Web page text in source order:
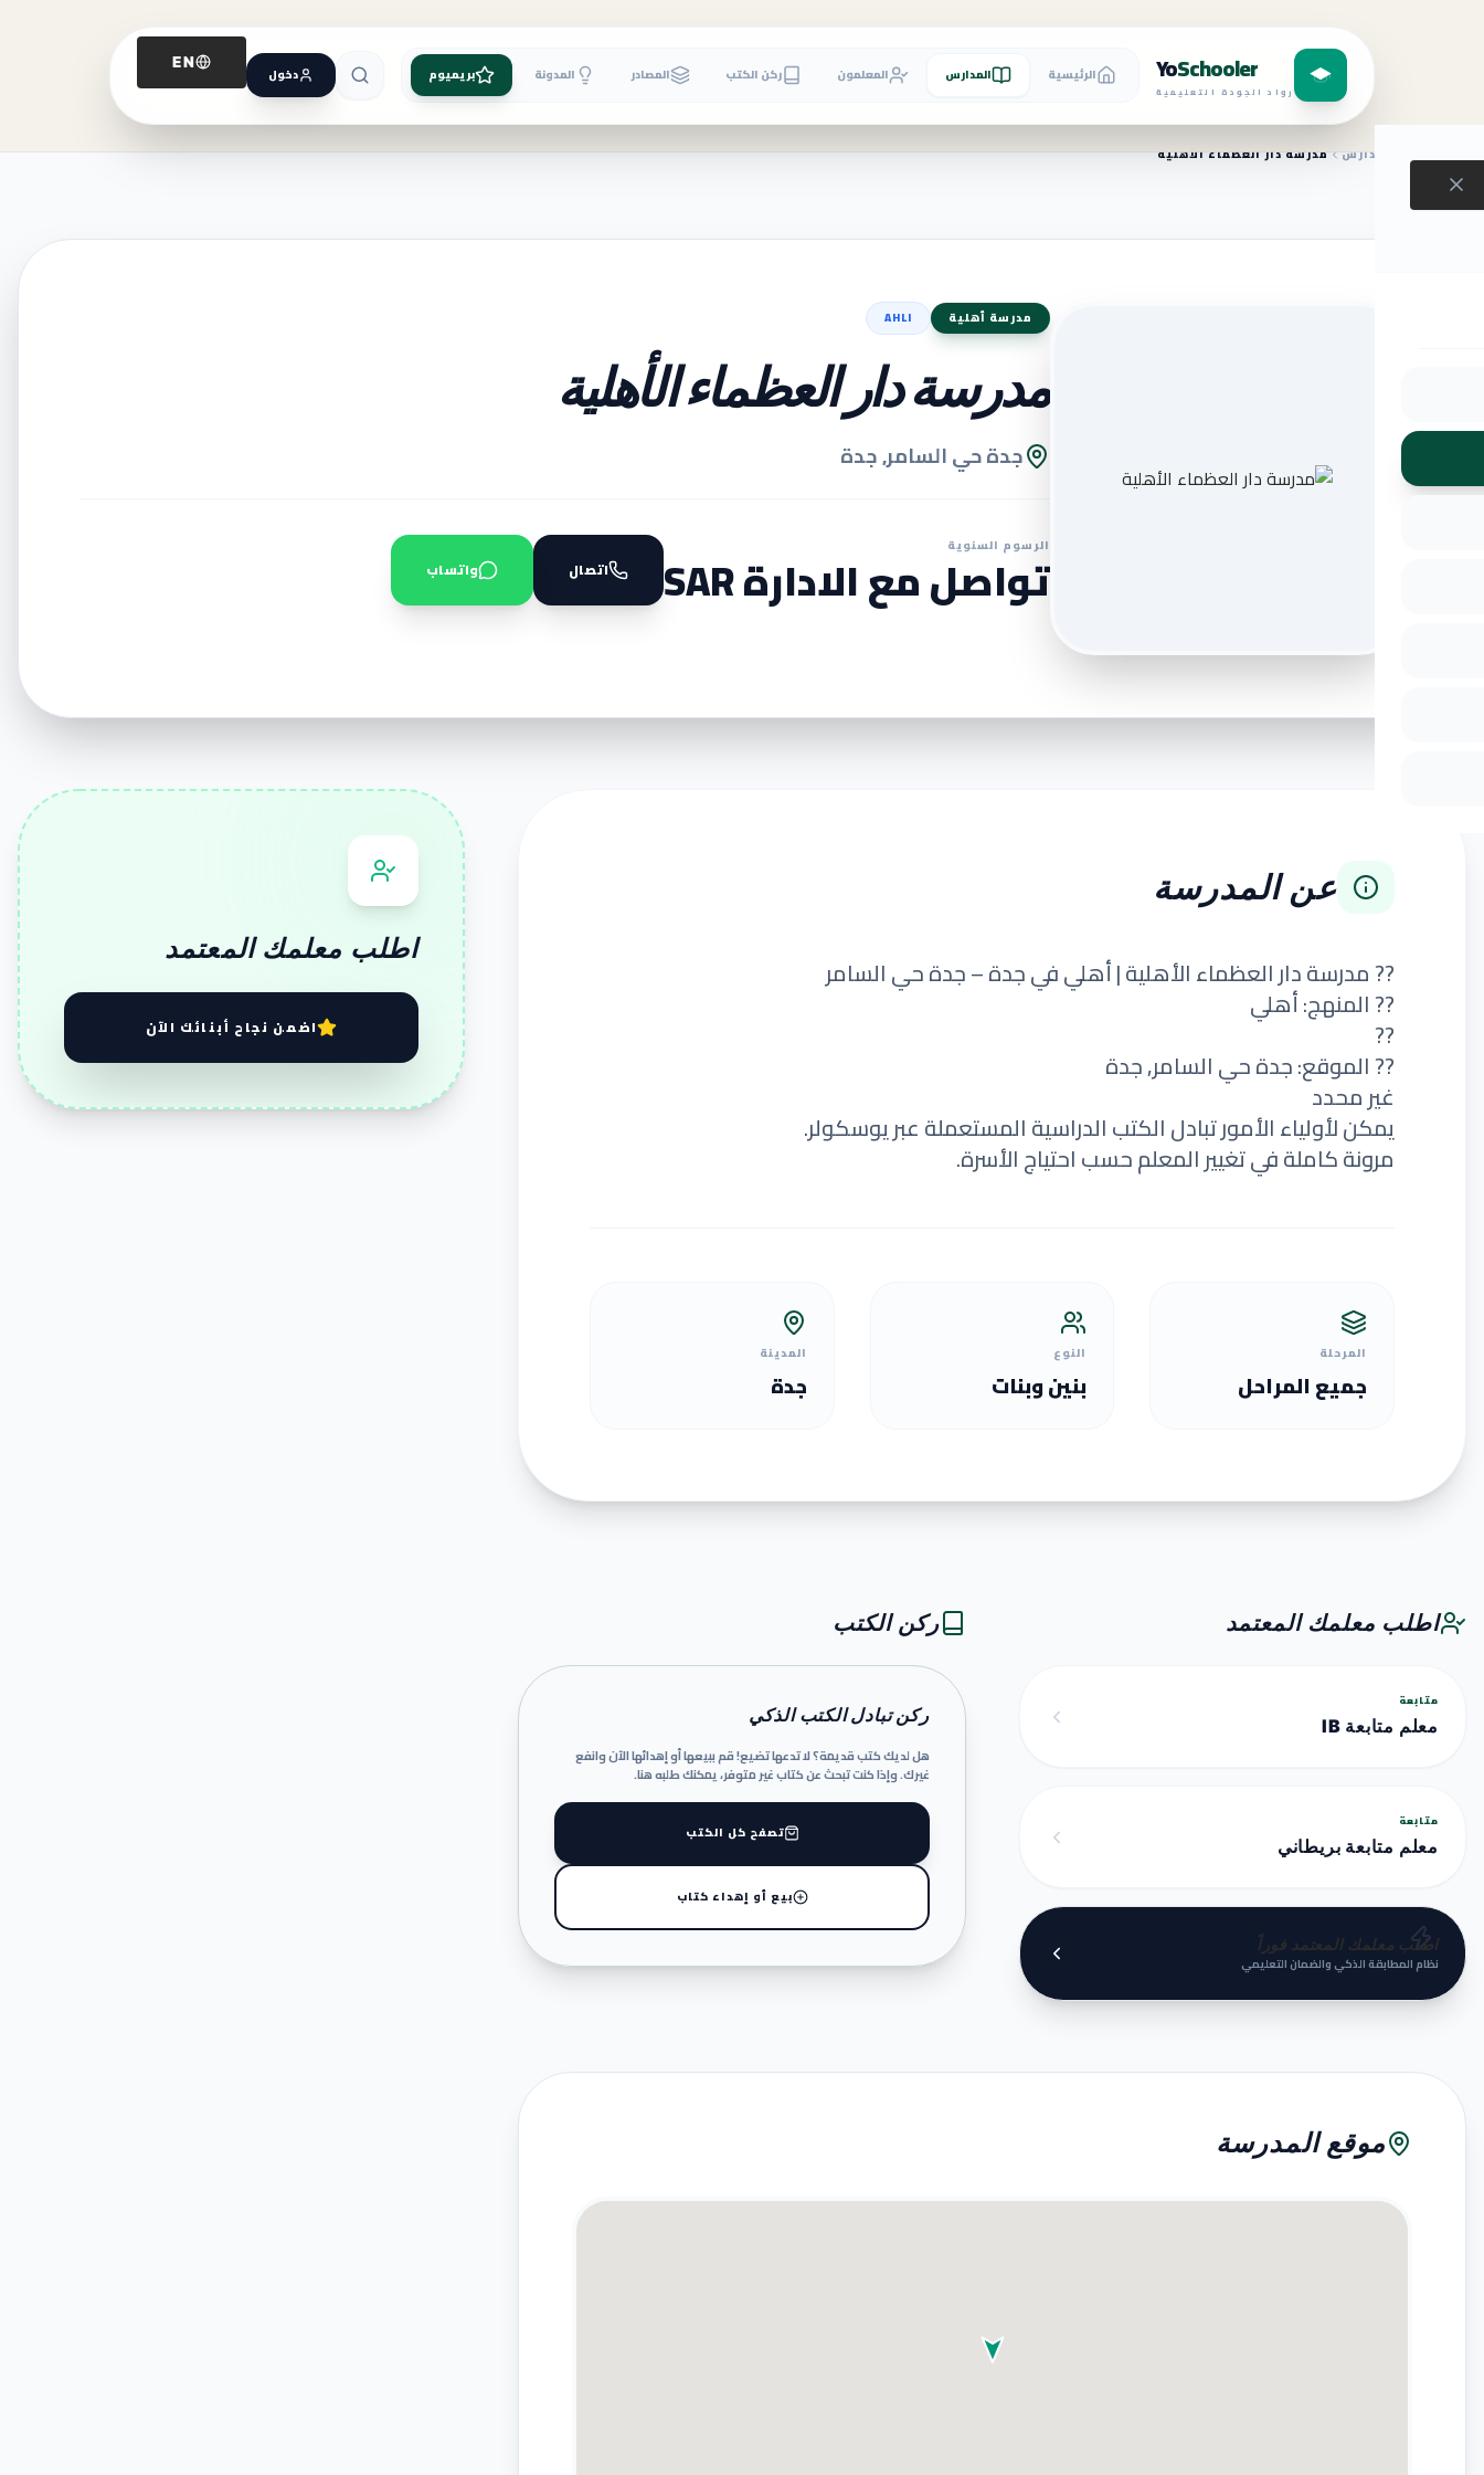
YoSchooler
رواد الجودة التعليمية
الرئيسية المدارس المعلمون ركن الكتب المصادر المدونة بريميوم دخول
EN
المدارس مدرسة دار العظماء الأهلية
مدرسة أهلية AHLI
مدرسة دار العظماء الأهلية
جدة حي السامر, جدة
الرسوم السنوية
تواصل مع الادارة SAR اتصال واتساب
عن المدرسة
?? مدرسة دار العظماء الأهلية | أهلي في جدة – جدة حي السامر
?? المنهج: أهلي
??
?? الموقع: جدة حي السامر, جدة
غير محدد
يمكن لأولياء الأمور تبادل الكتب الدراسية المستعملة عبر يوسكولر.
مرونة كاملة في تغيير المعلم حسب احتياج الأسرة.
المرحلة
جميع المراحل
النوع
بنين وبنات
المدينة
جدة
اطلب معلمك المعتمد
متابعة
معلم متابعة IB
متابعة
معلم متابعة بريطاني
اطلب معلمك المعتمد فوراً
نظام المطابقة الذكي والضمان التعليمي
ركن الكتب
ركن تبادل الكتب الذكي
هل لديك كتب قديمة؟ لا تدعها تضيع! قم ببيعها أو إهدائها الآن وانفع
غيرك. وإذا كنت تبحث عن كتاب غير متوفر، يمكنك طلبه هنا.
تصفح كل الكتب
بيع أو إهداء كتاب
موقع المدرسة
اطلب معلمك المعتمد
اضمن نجاح أبنائك الآن